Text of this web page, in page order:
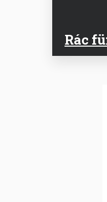
Rác